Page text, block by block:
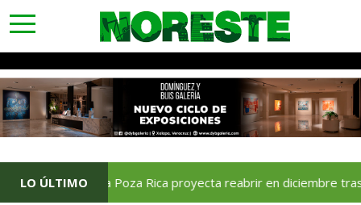
toggle
navigation
LO ÚLTIMO
Soriana Poza Rica proyecta reabrir en diciembre tras avance